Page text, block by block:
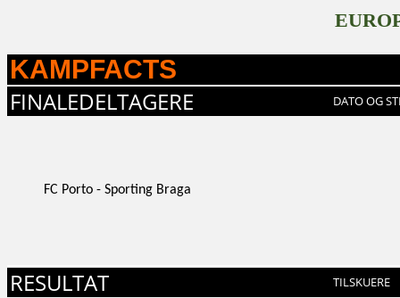
KAMPFACTS
FINALEDELTAGERE
DATO OG
FC Porto - Sporting Braga
RESULTAT TILSKUERE